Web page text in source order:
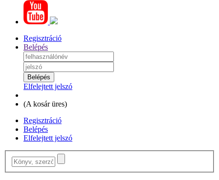
Regisztráció
Belépés
Elfelejtett jelszó
(A kosár üres)
Regisztráció
Belépés
Elfelejtett jelszó